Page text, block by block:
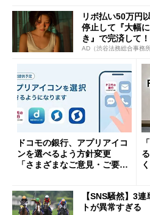
リボ払い50万円
停止して『大幅
き』で完済して！
AD（渋谷法務総合事務所
ドコモの銀行、アプリアイコ
ンを選べるよう方針変更
「さまざまなご意見・ご要望
【SNS騒然】3
トが異常すぎる